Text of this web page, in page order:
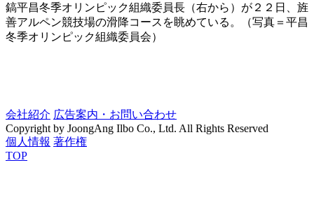
鎬平昌冬季オリンピック組織委員長（右から）が２２日、旌
善アルペン競技場の滑降コースを眺めている。（写真＝平昌
冬季オリンピック組織委員会）
会社紹介 広告案内・お問い合わせ
Copyright by JoongAng Ilbo Co., Ltd. All Rights Reserved
個人情報 著作権
TOP